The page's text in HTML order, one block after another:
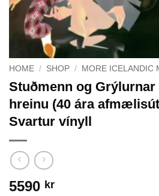
HOME / SHOP / MORE ICELANDIC
Stuðmenn og Grýlurnar
hreinu (40 ára
Svartur vínyll
5590 kr